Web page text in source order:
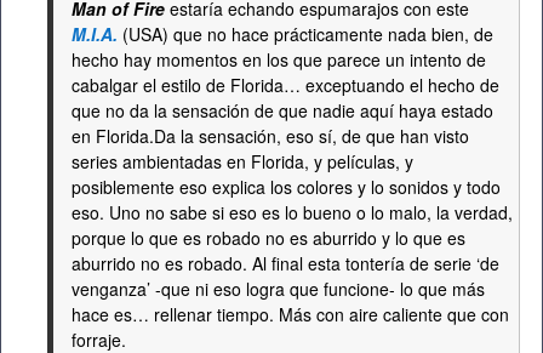
Man of Fire estaría echando espumarajos con este
M.I.A. (USA) que no hace prácticamente nada bien, de
hecho hay momentos en los que parece un intento de
cabalgar el estilo de Florida… exceptuando el hecho de
que no da la sensación de que nadie aquí haya estado
en Florida.Da la sensación, eso sí, de que han visto
series ambientadas en Florida, y películas, y
posiblemente eso explica los colores y lo sonidos y todo
eso. Uno no sabe si eso es lo bueno o lo malo, la verdad,
porque lo que es robado no es aburrido y lo que es
aburrido no es robado. Al final esta tontería de serie ‘de
venganza’ -que ni eso logra que funcione- lo que más
hace es… rellenar tiempo. Más con aire caliente que con
forraje.